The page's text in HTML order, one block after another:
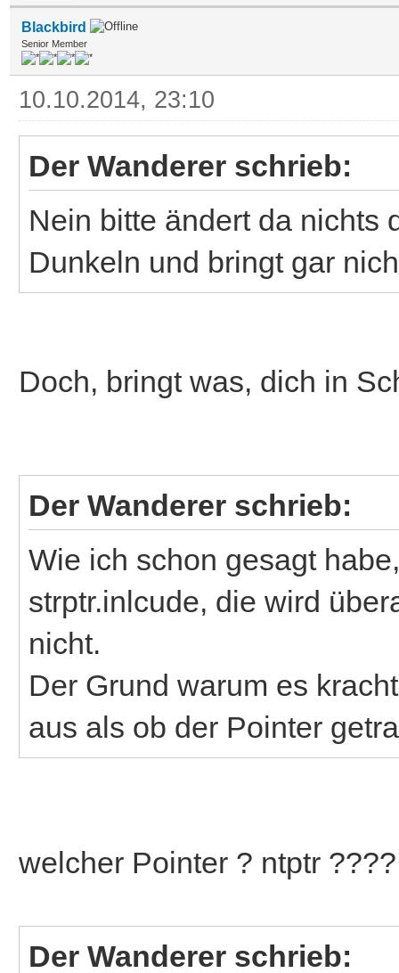
Blackbird
Senior Member
10.10.2014, 23:10
Der Wanderer schrieb:
Nein bitte ändert da nichts
Dunkeln und bringt gar
Doch, bringt was, dich in
Der Wanderer schrieb:
Wie ich schon gesagt
strptr.inlcude, die wird
nicht.
Der Grund warum es
aus als ob der Pointer
welcher Pointer ? ntptr ????
Der Wanderer schrieb: